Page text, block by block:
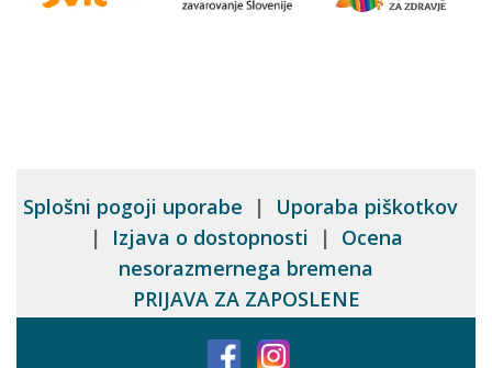
Splošni pogoji uporabe | Uporaba piškotkov
|
Izjava o dostopnosti | Ocena
nesorazmernega bremena
PRIJAVA ZA ZAPOSLENE